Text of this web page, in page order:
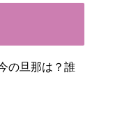
の旦那は？誰